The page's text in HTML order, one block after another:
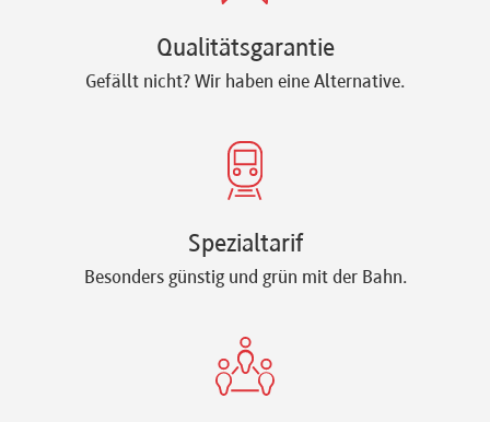
Qualitätsgarantie
Gefällt nicht? Wir haben eine Alternative.
Spezialtarif
Besonders günstig und grün mit der Bahn.